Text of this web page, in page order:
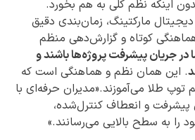
اینکه نظم کلی به هم بخورد.
مارکتینگ، زمان‌بندی دقیق
کوتاه و گزارش‌دهی منظم
در جریان پیشرفت پروژه‌ها باشند و
. این همان نظم و هماهنگی است که
توپ طلا می‌آموزند.«مدیران حرفه‌ای با
پیشرفت و انعطاف کنترل‌شده،
را به سطح بالایی می‌رسانند.»